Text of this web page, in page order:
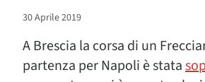
30 Aprile 2019
A Brescia la corsa di un
partenza per Napoli è stata